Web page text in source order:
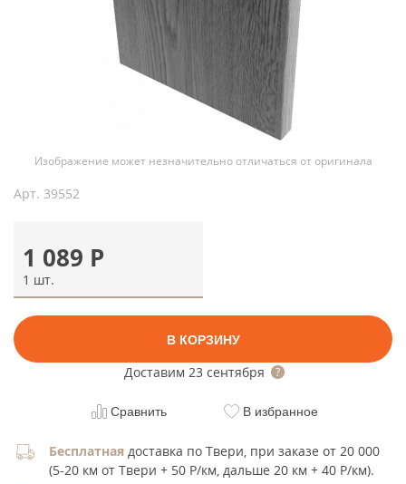
Изображение может незначительно отличаться от оригинала
Арт. 39552
1 089 Р
1 шт.
В КОРЗИНУ
Доставим 23 сентября
Сравнить В избранное
Бесплатная доставка по Твери, при заказе от 20 000
(5-20 км от Твери + 50 Р/км, дальше 20 км + 40 Р/км).